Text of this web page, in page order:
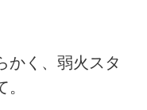
かく、弱火スタ